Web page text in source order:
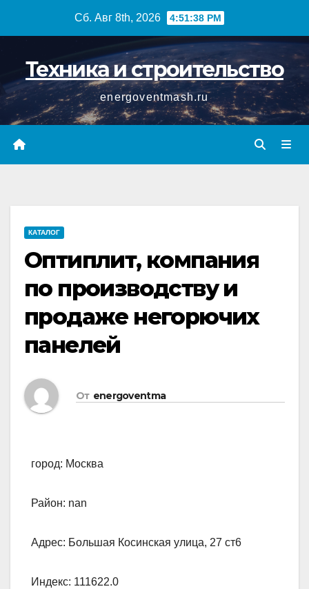
Сб. Авг 8th, 2026 4:51:38 PM
Техника и строительство
energoventmash.ru
КАТАЛОГ
Оптиплит, компания
по производству и
продаже негорючих
панелей
От energoventma
город: Москва
Район: nan
Адрес: Большая Косинская улица, 27 ст6
Индекс: 111622.0